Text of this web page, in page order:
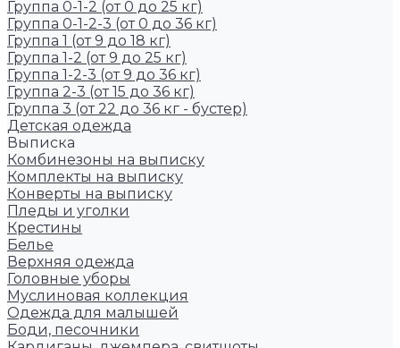
Группа 0-1-2 (от 0 до 25 кг)
Группа 0-1-2-3 (от 0 до 36 кг)
Группа 1 (от 9 до 18 кг)
Группа 1-2 (от 9 до 25 кг)
Группа 1-2-3 (от 9 до 36 кг)
Группа 2-3 (от 15 до 36 кг)
Группа 3 (от 22 до 36 кг - бустер)
Детская одежда
Выписка
Комбинезоны на выписку
Комплекты на выписку
Конверты на выписку
Пледы и уголки
Крестины
Белье
Верхняя одежда
Головные уборы
Муслиновая коллекция
Одежда для малышей
Боди, песочники